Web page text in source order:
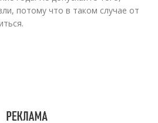
потому что в таком случае от